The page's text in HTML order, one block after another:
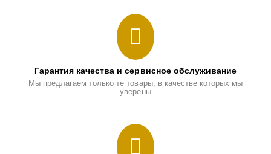
Гарантия качества и сервисное обслуживание
Мы предлагаем только те товары, в качестве которых мы
уверены